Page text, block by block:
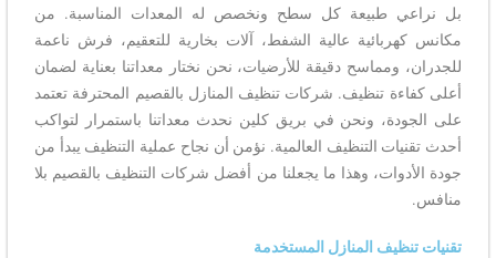
بل نراعي طبيعة كل سطح ونخصص له المعدات المناسبة. من
مكانس كهربائية عالية الشفط، آلات بخارية للتعقيم، فرش ناعمة
للجدران، ومماسح دقيقة للأرضيات، نحن نختار معداتنا بعناية لضمان
أعلى كفاءة تنظيف. شركات تنظيف المنازل بالقصيم المحترفة تعتمد
على الجودة، ونحن في بريق كلين نحدث معداتنا باستمرار لتواكب
أحدث تقنيات التنظيف العالمية. نؤمن أن نجاح عملية التنظيف يبدأ من
جودة الأدوات، وهذا ما يجعلنا من أفضل شركات التنظيف بالقصيم بلا
منافس.
تقنيات تنظيف المنازل المستخدمة